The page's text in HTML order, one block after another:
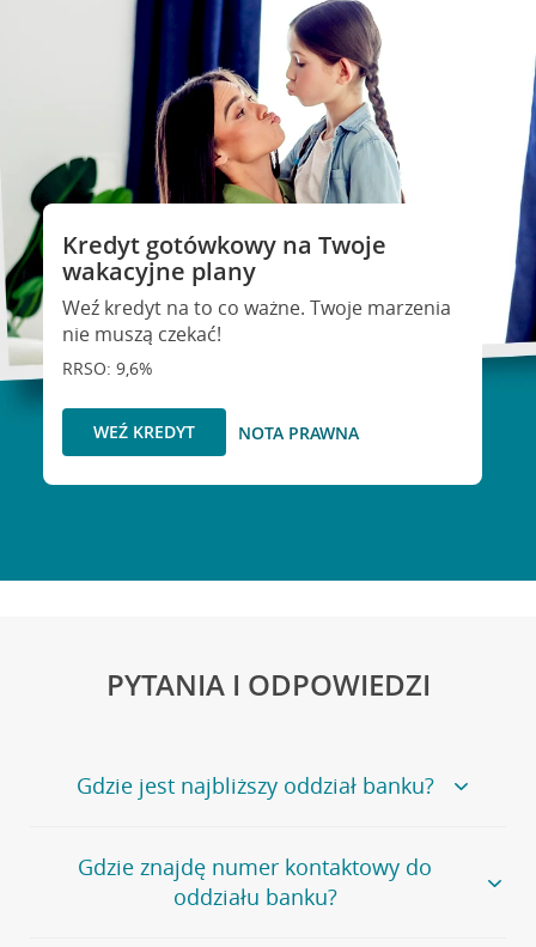
Kredyt gotówkowy na Twoje
wakacyjne plany
Weź kredyt na to co ważne. Twoje marzenia
nie muszą czekać!
RRSO: 9,6%
WEŹ KREDYT NOTA PRAWNA
PYTANIA I ODPOWIEDZI
Gdzie jest najbliższy oddział banku?
Jeśli szukasz oddziału naszego banku, zapraszamy na
stronęPlacówki i bankomaty, na której znajduje się
wygodna wyszukiwarka.
Gdzie znajdę numer kontaktowy do
oddziału banku?